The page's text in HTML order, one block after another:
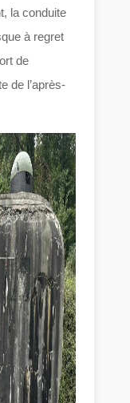
la conduite
à regret
de
de l’après-